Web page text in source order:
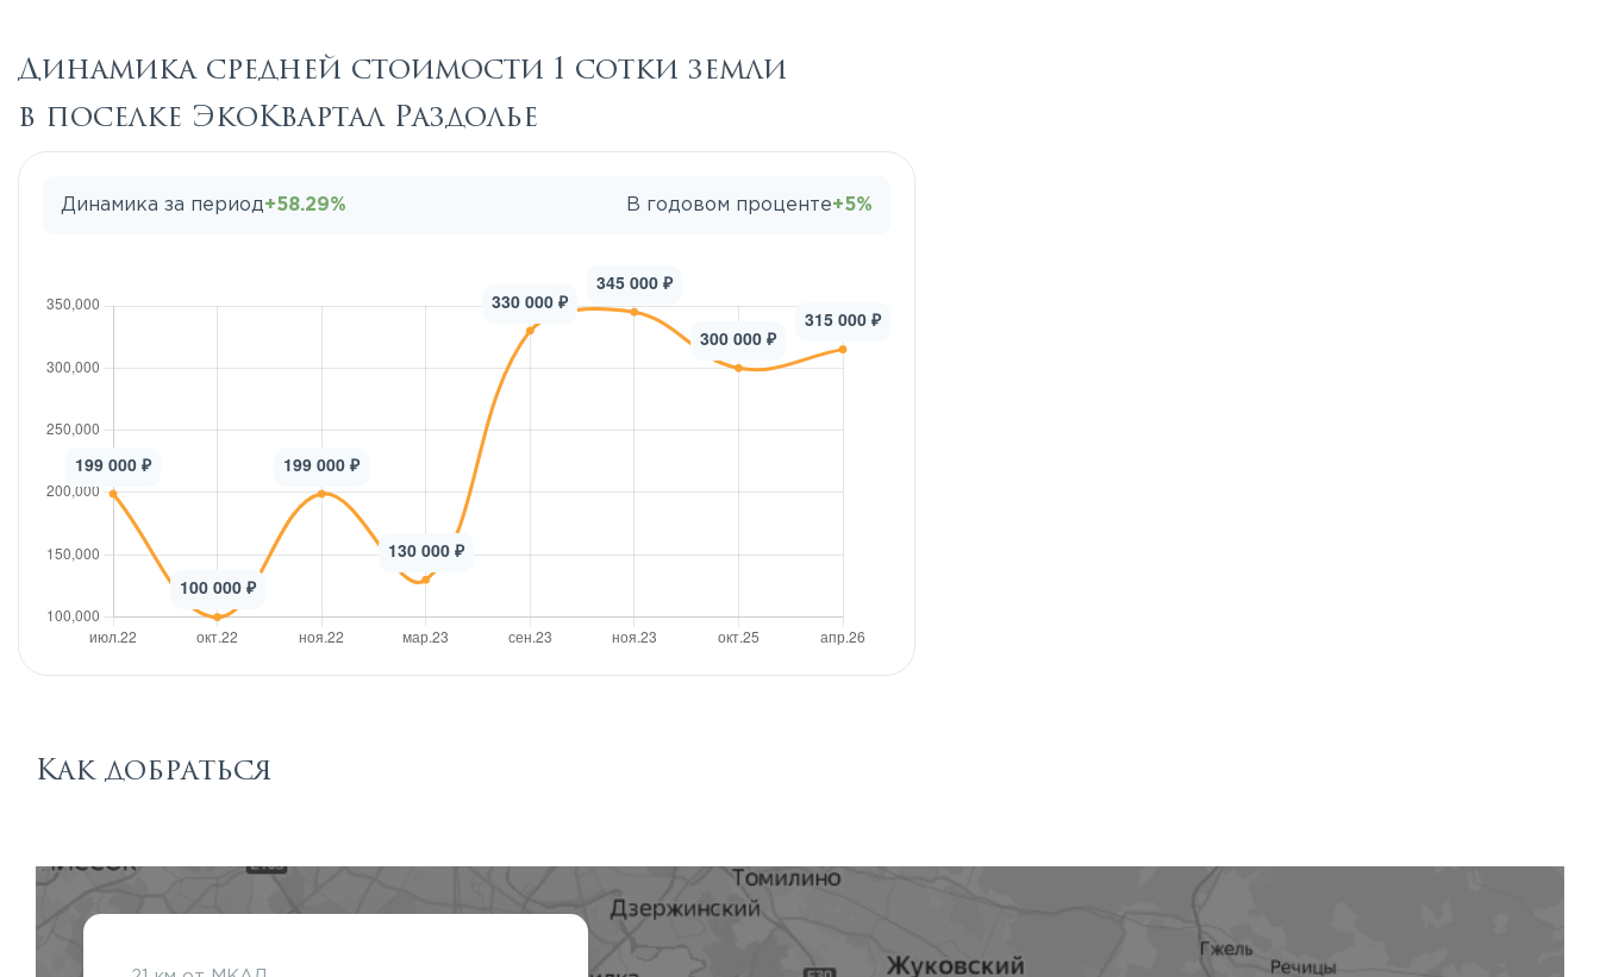
Динамика средней стоимости 1 сотки земли
в поселке ЭкоКвартал Раздолье
Динамика за период+58.29% В годовом проценте+5%
Как добраться